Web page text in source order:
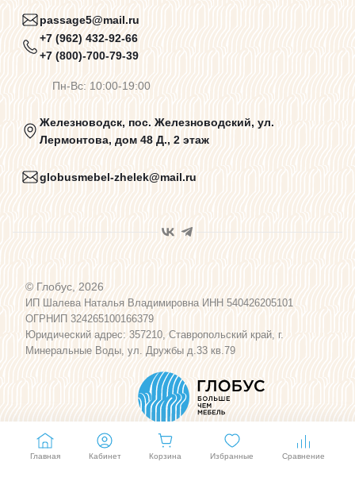
Пользовательское соглашение
Договор оферты
Программа лояльности
Карта сайта
passage5@mail.ru
+7 (962) 432-92-66
+7 (800)-700-79-39
Пн-Вс: 10:00-19:00
Железноводск, пос. Железноводский, ул.
Лермонтова, дом 48 Д., 2 этаж
globusmebel-zhelek@mail.ru
© Глобус, 2026
ИП Шалева Наталья Владимировна ИНН 540426205101
ОГРНИП 324265100166379
Юридический адрес: 357210, Ставропольский край, г.
Минеральные Воды, ул. Дружбы д.33 кв.79
Главная Кабинет Корзина Избранные Сравнение